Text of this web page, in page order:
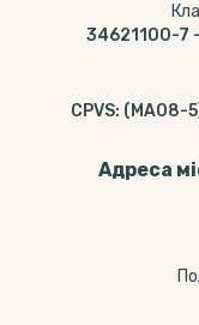
34621100-7 -
CPVS: (MA08-
Адреса